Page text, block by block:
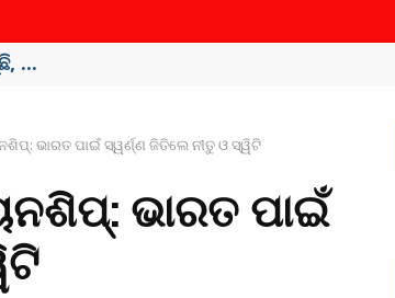
...
ଭାରତ ପାଇଁ ସ୍ୱର୍ଣ୍ଣ ଜିତିଲେ ନୀତୁ ଓ ସ୍ୱିଟି
ଭାରତ ପାଇଁ